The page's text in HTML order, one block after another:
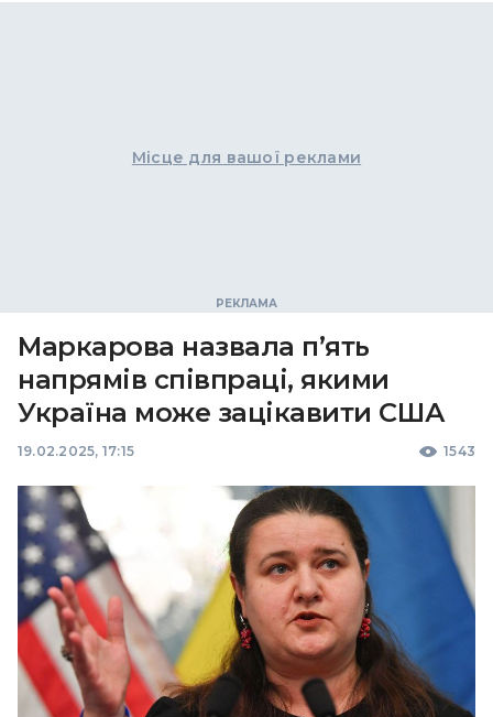
Місце для вашої реклами
Маркарова назвала п’ять
напрямів співпраці, якими
Україна може зацікавити США
19.02.2025, 17:15 1543